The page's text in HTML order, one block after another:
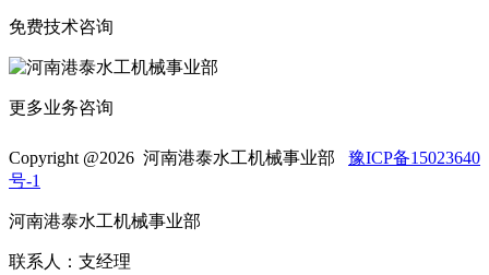
免费技术咨询
更多业务咨询
Copyright @2026 河南港泰水工机械事业部 豫ICP备15023640
号-1
河南港泰水工机械事业部
联系人：支经理